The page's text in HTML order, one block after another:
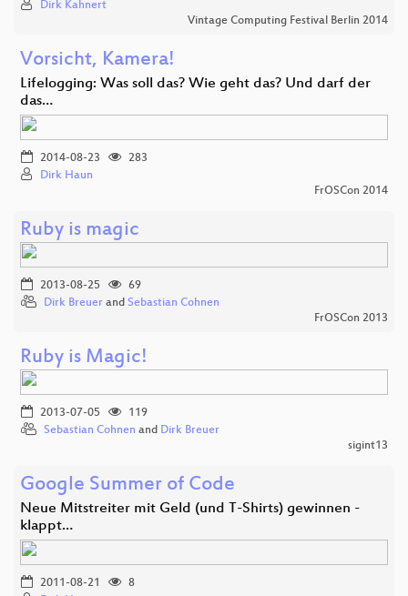
Dirk Kahnert
Vintage Computing Festival Berlin 2014
Vorsicht, Kamera!
Lifelogging: Was soll das? Wie geht das? Und darf der
das…
2014-08-23
283
Dirk Haun
FrOSCon 2014
Ruby is magic
2013-08-25
69
Dirk Breuer and Sebastian Cohnen
FrOSCon 2013
Ruby is Magic!
2013-07-05
119
Sebastian Cohnen and Dirk Breuer
sigint13
Google Summer of Code
Neue Mitstreiter mit Geld (und T-Shirts) gewinnen -
klappt…
2011-08-21
8